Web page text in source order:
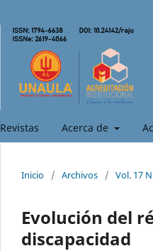
Revistas Acerca de
Inicio / Archivos / Vol. 17
Evolución del
discapacidad